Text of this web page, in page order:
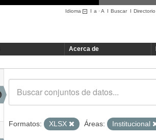
Idioma I a ·A I BuscarI Directorio
Acerca de
Formatos: XLSX Áreas: Institucional